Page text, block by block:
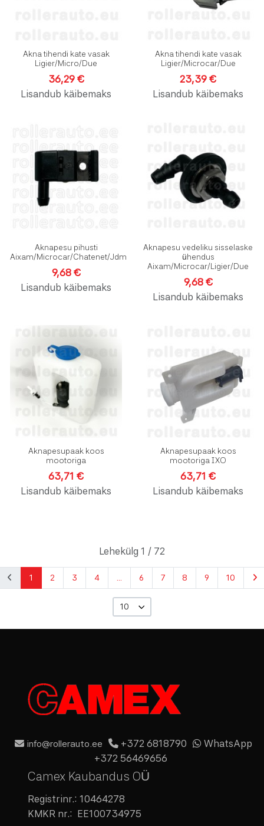
Akna tihendi kate vasak
Ligier/Micro/Due
36,29 €
Lisandub käibemaks
Akna tihendi kate vasak
Ligier/Microcar/Due
23,39 €
Lisandub käibemaks
Lisa võrdlusesse
Kiirvaade
Aknapesu pihusti
Aixam/Microcar/Chatenet/Jdm
9,68 €
Lisandub käibemaks
Aknapesu vedeliku sisselaske
ühendus
Aixam/Microcar/Ligier/Due
9,68 €
Lisandub käibemaks
Lisa võrdlusesse
Kiirvaade
Aknapesupaak koos
mootoriga
63,71 €
Lisandub käibemaks
Aknapesupaak koos
mootoriga IXO
63,71 €
Lisandub käibemaks
Lehekülg 1 / 72
1 2 3 4 6 7 8 9 10
10
info@rollerauto.ee +372 6818790
WhatsApp
+372 56469656
Camex Kaubandus OÜ
Registrinr.: 10464278
KMKR nr.: EE100734975